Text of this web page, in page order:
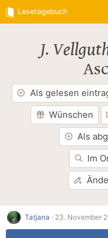
Lesetagebuch
J.
Als gelesen
Wünschen
Als
Im
Tatjana · 23. November